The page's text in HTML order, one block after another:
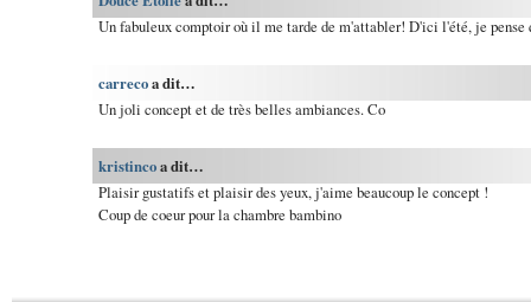
Un fabuleux comptoir où il me tarde de m'attabler! D'ici l'été, je pense
carrecoa dit…
Un joli concept et de très belles ambiances. Co
kristincoa dit…
Plaisir gustatifs et plaisir des yeux, j'aime beaucoup le concept !
Coup de coeur pour la chambre bambino